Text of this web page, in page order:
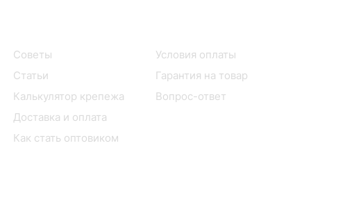
Советы
Статьи
Калькулятор крепежа
Доставка и оплата
Как стать оптовиком
Условия оплаты
Гарантия на товар
Вопрос-ответ